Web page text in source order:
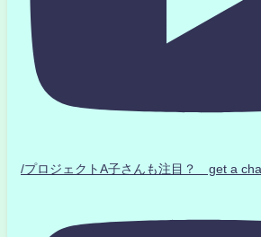
/プロジェクトA子さんも注目？ get a